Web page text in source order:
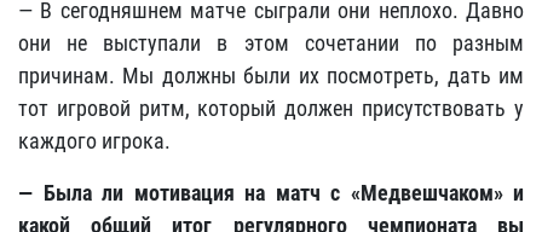
— В сегодняшнем матче сыграли они неплохо. Давно
они не выступали в этом сочетании по разным
причинам. Мы должны были их посмотреть, дать им
тот игровой ритм, который должен присутствовать у
каждого игрока.
— Была ли мотивация на матч с «Медвешчаком» и
какой общий итог регулярного чемпионата вы